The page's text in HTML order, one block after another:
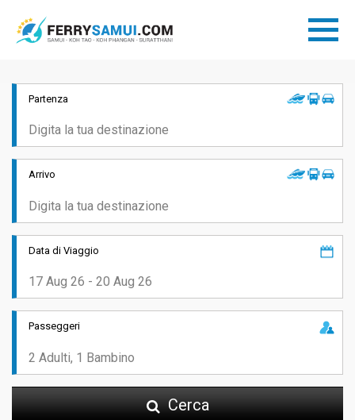
Partenza
Arrivo
Data di Viaggio
Passeggeri
Cerca